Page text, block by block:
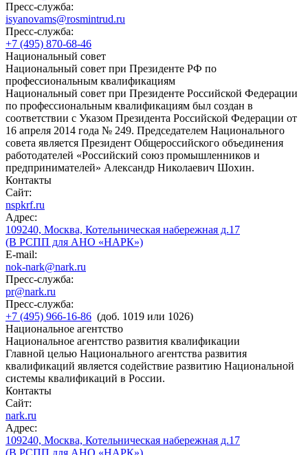
Пресс-служба:
isyanovams@rosmintrud.ru
Пресс-служба:
+7 (495) 870-68-46
Национальный совет
Национальный совет при Президенте РФ по
профессиональным квалификациям
Национальный совет при Президенте Российской Федерации
по профессиональным квалификациям был создан в
соответствии с Указом Президента Российской Федерации от
16 апреля 2014 года № 249. Председателем Национального
совета является Президент Общероссийского объединения
работодателей «Российский союз промышленников и
предпринимателей» Александр Николаевич Шохин.
Контакты
Сайт:
nspkrf.ru
Адрес:
109240, Москва, Котельническая набережная д.17
(В РСПП для АНО «НАРК»)
E-mail:
nok-nark@nark.ru
Пресс-служба:
pr@nark.ru
Пресс-служба:
+7 (495) 966-16-86 (доб. 1019 или 1026)
Национальное агентство
Национальное агентство развития квалификации
Главной целью Национального агентства развития
квалификаций является содействие развитию Национальной
системы квалификаций в России.
Контакты
Сайт:
nark.ru
Адрес:
109240, Москва, Котельническая набережная д.17
(В РСПП для АНО «НАРК»)